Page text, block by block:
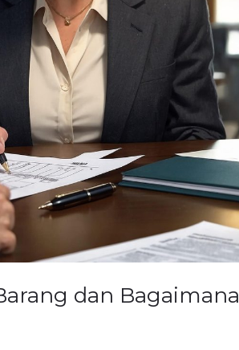
dan Bagaimana